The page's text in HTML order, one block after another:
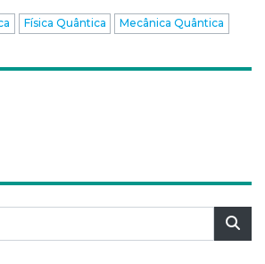
Física Quântica Mecânica Quântica
no Facebook
no Threads
no WhatsApp
no LinkedIn